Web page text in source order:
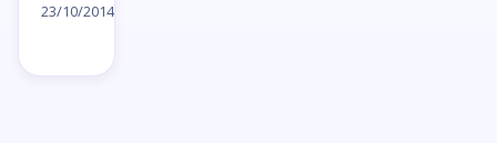
23/10/2014